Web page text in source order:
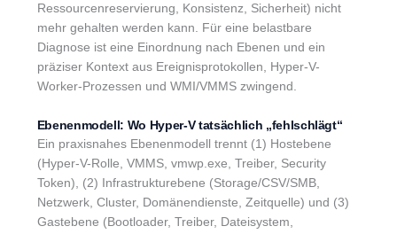
Ressourcenreservierung, Konsistenz, Sicherheit) nicht
mehr gehalten werden kann. Für eine belastbare
Diagnose ist eine Einordnung nach Ebenen und ein
präziser Kontext aus Ereignisprotokollen, Hyper-V-
Worker-Prozessen und WMI/VMMS zwingend.
Ebenenmodell: Wo Hyper-V tatsächlich „fehlschlägt“
Ein praxisnahes Ebenenmodell trennt (1) Hostebene
(Hyper-V-Rolle, VMMS, vmwp.exe, Treiber, Security
Token), (2) Infrastrukturebene (Storage/CSV/SMB,
Netzwerk, Cluster, Domänendienste, Zeitquelle) und (3)
Gastebene (Bootloader, Treiber, Dateisystem,